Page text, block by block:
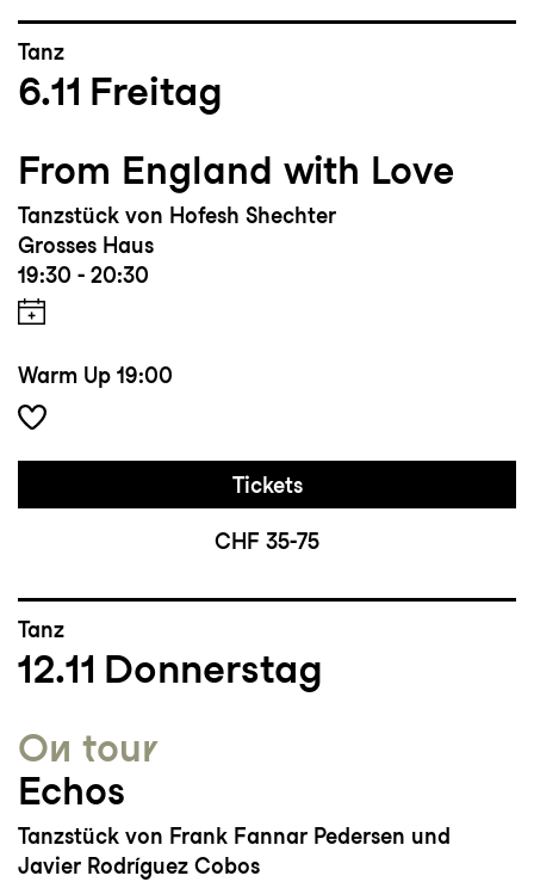
Tanz
6.11 Freitag
From England with Love
Tanzstück von Hofesh Shechter
Grosses Haus
19:30 - 20:30
Warm Up 19:00
Tickets
CHF 35-75
Tanz
12.11 Donnerstag
On tour
Echos
Tanzstück von Frank Fannar Pedersen und
Javier Rodríguez Cobos